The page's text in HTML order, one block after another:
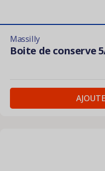
Massilly
Boite de conserve